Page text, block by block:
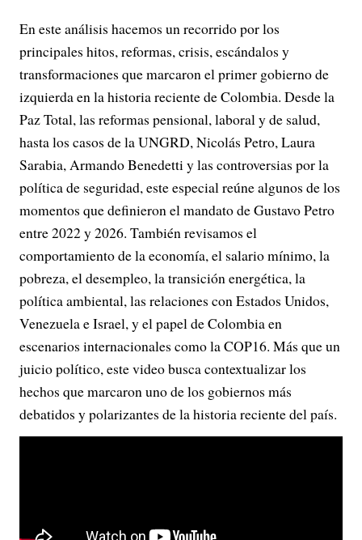
En este análisis hacemos un recorrido por los
principales hitos, reformas, crisis, escándalos y
transformaciones que marcaron el primer gobierno de
izquierda en la historia reciente de Colombia. Desde la
Paz Total, las reformas pensional, laboral y de salud,
hasta los casos de la UNGRD, Nicolás Petro, Laura
Sarabia, Armando Benedetti y las controversias por la
política de seguridad, este especial reúne algunos de los
momentos que definieron el mandato de Gustavo Petro
entre 2022 y 2026. También revisamos el
comportamiento de la economía, el salario mínimo, la
pobreza, el desempleo, la transición energética, la
política ambiental, las relaciones con Estados Unidos,
Venezuela e Israel, y el papel de Colombia en
escenarios internacionales como la COP16. Más que un
juicio político, este video busca contextualizar los
hechos que marcaron uno de los gobiernos más
debatidos y polarizantes de la historia reciente del país.